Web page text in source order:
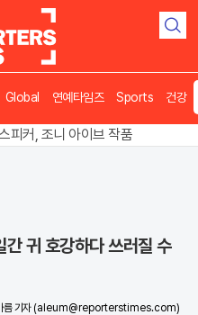
검
Global 연예타임즈 Sports 건강
피커, 조니 아이브 작품
귀 호강하다 쓰러질 수
름 기자 (aleum@reporterstimes.com)